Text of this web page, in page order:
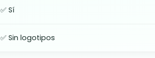
✅ Sí
✅ Sin logotipos